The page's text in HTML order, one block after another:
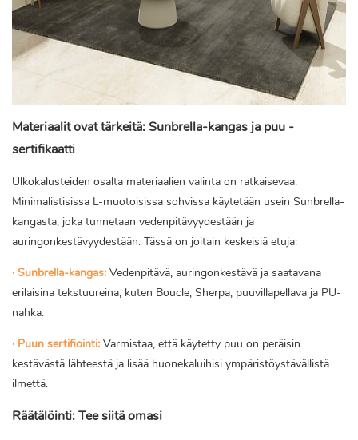
Materiaalit ovat tärkeitä: Sunbrella-kangas ja puu -
sertifikaatti
Ulkokalusteiden osalta materiaalien valinta on ratkaisevaa.
Minimalistisissa L-muotoisissa sohvissa käytetään usein Sunbrella-
kangasta, joka tunnetaan vedenpitävyydestään ja
auringonkestävyydestään. Tässä on joitain keskeisiä etuja:
· Sunbrella-kangas: Vedenpitävä, auringonkestävä ja saatavana
erilaisina tekstuureina, kuten Boucle, Sherpa, puuvillapellava ja PU-
nahka.
· Puun sertifiointi: Varmistaa, että käytetty puu on peräisin
kestävästä lähteestä ja lisää huonekaluihisi ympäristöystävällistä
ilmettä.
Räätälöinti: Tee siitä omasi